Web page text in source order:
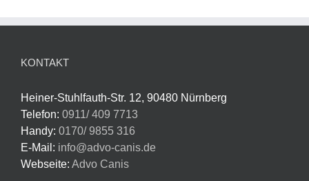
KONTAKT
Heiner-Stuhlfauth-Str. 12, 90480 Nürnberg
Telefon: 0911/ 409 7713
Handy: 0170/ 9855 316
E-Mail: info@advo-canis.de
Webseite: Advo Canis